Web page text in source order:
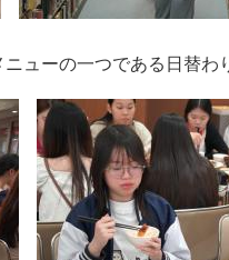
ューの一つである日替わ